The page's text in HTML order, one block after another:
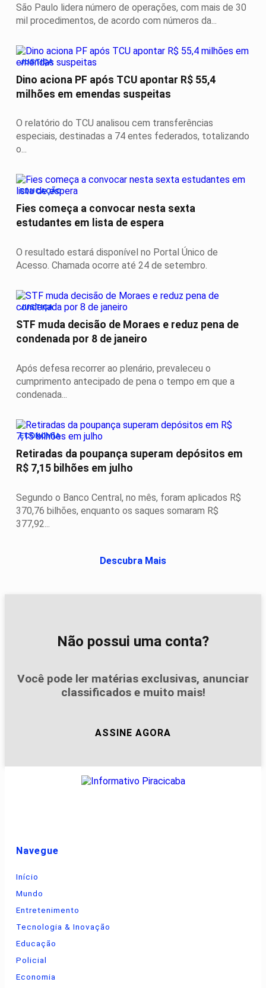
São Paulo lidera número de operações, com mais de 30
mil procedimentos, de acordo com números da...
JUSTIÇA
Dino aciona PF após TCU apontar R$ 55,4
milhões em emendas suspeitas
O relatório do TCU analisou cem transferências
especiais, destinadas a 74 entes federados, totalizando
o...
EDUCAÇÃO
Fies começa a convocar nesta sexta
estudantes em lista de espera
O resultado estará disponível no Portal Único de
Acesso. Chamada ocorre até 24 de setembro.
JUSTIÇA
STF muda decisão de Moraes e reduz pena de
condenada por 8 de janeiro
Após defesa recorrer ao plenário, prevaleceu o
cumprimento antecipado de pena o tempo em que a
condenada...
ECONOMIA
Retiradas da poupança superam depósitos em
R$ 7,15 bilhões em julho
Segundo o Banco Central, no mês, foram aplicados R$
370,76 bilhões, enquanto os saques somaram R$
377,92...
Descubra Mais
Não possui uma conta?
Você pode ler matérias exclusivas, anunciar
classificados e muito mais!
ASSINE AGORA
Navegue
Início
Mundo
Entretenimento
Tecnologia & Inovação
Educação
Policial
Economia